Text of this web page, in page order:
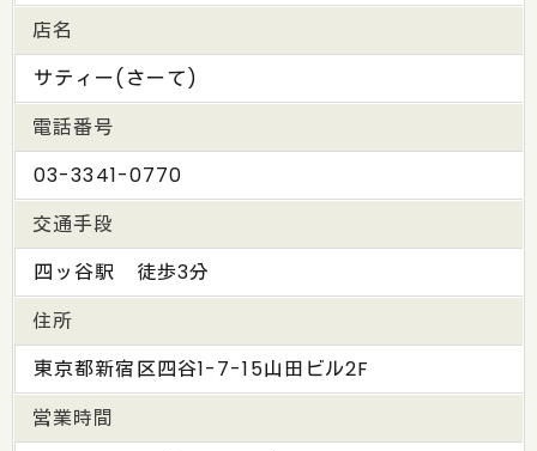
店名
サティー(さーて)
電話番号
03-3341-0770
交通手段
四ッ谷駅 徒歩3分
住所
東京都新宿区四谷1-7-15山田ビル2F
営業時間